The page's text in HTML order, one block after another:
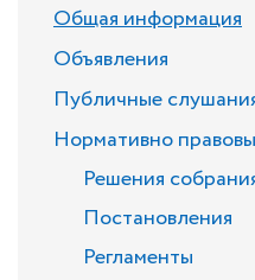
Общая информация
Объявления
Публичные
Нормативно
Решения
Постановления
Регламенты